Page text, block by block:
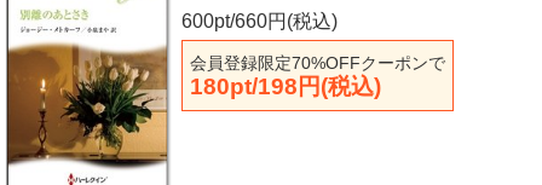
600pt/660円(税込)
会員登録限定70%OFFクーポンで
180pt/198円(税込)